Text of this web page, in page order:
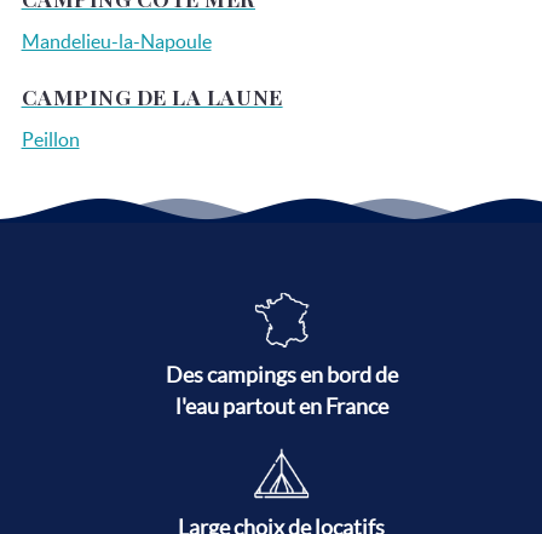
Mandelieu-la-Napoule
CAMPING DE LA LAUNE
Peillon
Des campings en bord de
l'eau partout en France
Large choix de locatifs